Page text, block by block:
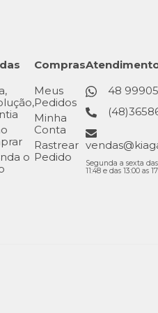
o
Compras
Meus
Pedidos
Minha
Conta
Rastrear
Pedido
48
Segunda a sexta
11:48 e das 13:00 as